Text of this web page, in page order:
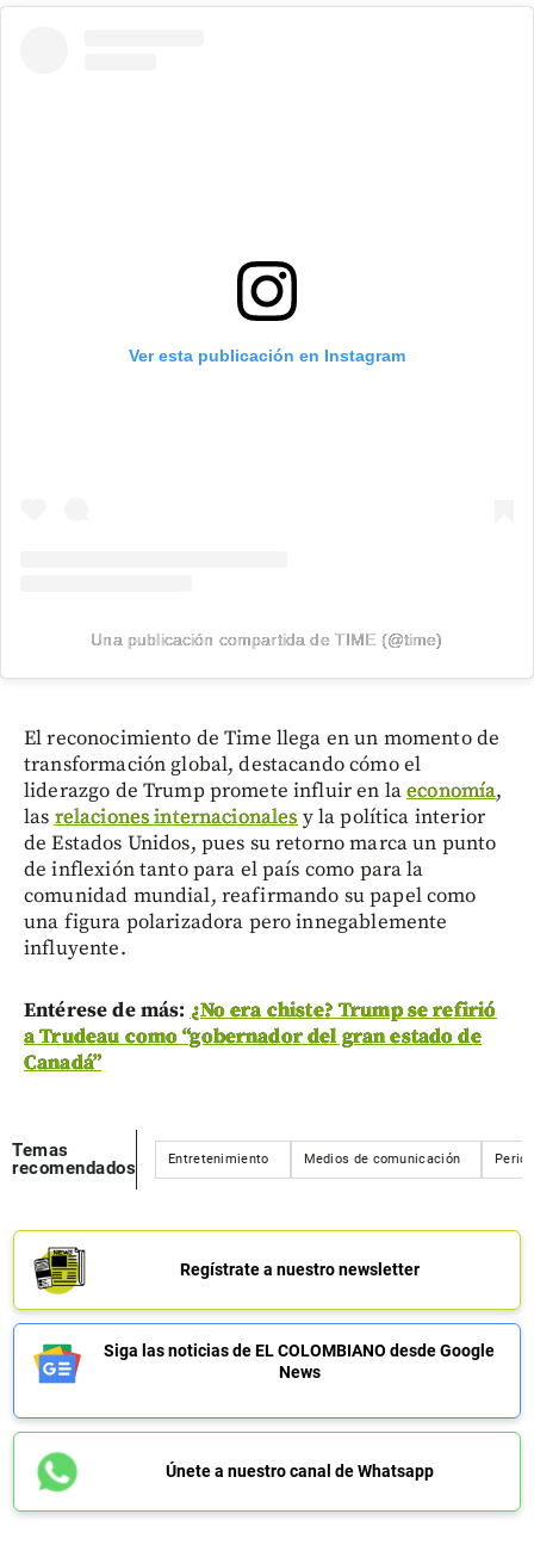
Ver esta publicación en Instagram
Una publicación compartida de TIME (@time)
El reconocimiento de Time llega en un momento de
transformación global, destacando cómo el
liderazgo de Trump promete influir en laeconomía,
las relaciones internacionales y la política interior
de Estados Unidos, pues su retorno marca un punto
de inflexión tanto para el país como para la
comunidad mundial, reafirmando su papel como
una figura polarizadora pero innegablemente
influyente.
Entérese de más: ¿No era chiste? Trump se refirió
a Trudeau como “gobernador del gran estado de
Canadá”
Temas
recomendados
Entretenimiento Medios de comunicación
Regístrate a nuestro newsletter
Siga las noticias de EL COLOMBIANO desde Google
News
Únete a nuestro canal de Whatsapp